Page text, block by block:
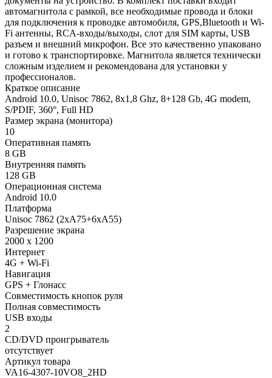
автомагнитола с рамкой, все необходимые провода и блоки
для подключения к проводке автомобиля, GPS,Bluetooth и Wi-
Fi антенны, RCA-входы/выходы, слот для SIM карты, USB
разъем и внешний микрофон. Все это качественно упаковано
и готово к транспортировке. Магнитола является технически
сложным изделием и рекомендована для установки у
профессионалов.
Краткое описание
Android 10.0, Unisoc 7862, 8х1,8 Ghz, 8+128 Gb, 4G modem,
S/PDIF, 360°, Full HD
Размер экрана (монитора)
10
Оперативная память
8 GB
Внутренняя память
128 GB
Операционная система
Android 10.0
Платформа
Unisoc 7862 (2xA75+6xA55)
Разрешение экрана
2000 x 1200
Интернет
4G + Wi-Fi
Навигация
GPS + Глонасс
Совместимость кнопок руля
Полная совместимость
USB входы
2
CD/DVD проигрыватель
отсутствует
Артикул товара
VA16-4307-10VO8_2HD